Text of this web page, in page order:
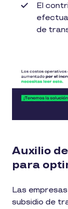
El
de
Auxilio
para
Las
subsidio de